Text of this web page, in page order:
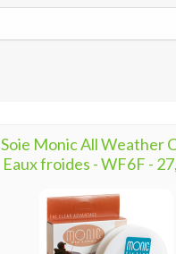
Soie Monic All Weather
Eaux froides - WF6F -